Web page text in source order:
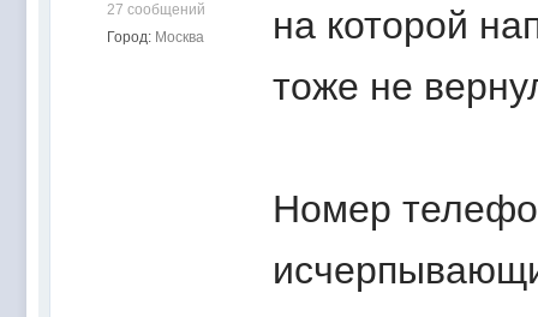
27 сообщений
Город: Москва
на которой
тоже не
Номер